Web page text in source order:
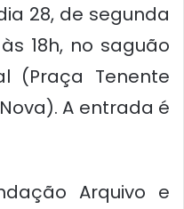
28, de segunda
18h, no saguão
(Praça Tenente
A entrada é
Arquivo e